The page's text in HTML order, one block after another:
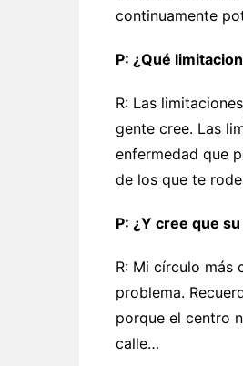
continuamente
P: ¿Qué
R: Las
gente cree. Las
enfermedad que
de los que te
P: ¿Y cree que
R: Mi círculo más
problema.
porque el centro
calle…